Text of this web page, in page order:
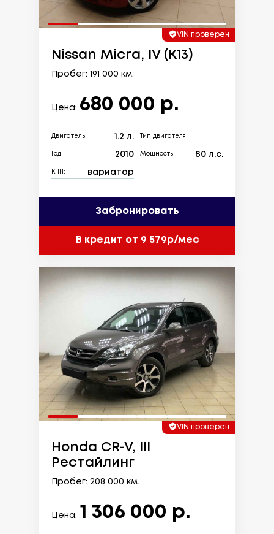
VIN проверен
Nissan Micra, IV (K13)
Пробег: 191 000 км.
Цена: 680 000 р.
Двигатель: 1.2 л. Тип двигателя:
Год: 2010 Мощность: 80 л.с.
КПП: вариатор
Забронировать
В кредит от 9 579р/мес
VIN проверен
Honda CR-V, III
Рестайлинг
Пробег: 208 000 км.
Цена: 1 306 000 р.